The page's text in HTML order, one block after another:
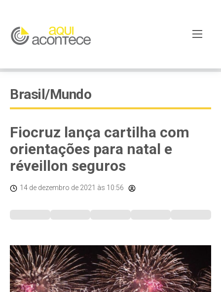
Brasil/Mundo
Fiocruz lança cartilha com
orientações para natal e
réveillon seguros
14 de dezembro de 2021 às 10:56